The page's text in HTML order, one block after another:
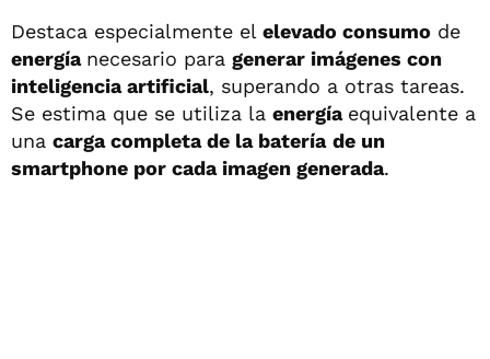
Destaca especialmente el elevado consumo de
energía necesario para generar imágenes con
inteligencia artificial, superando a otras tareas.
Se estima que se utiliza la energía equivalente a
una carga completa de la batería de un
smartphone por cada imagen generada.